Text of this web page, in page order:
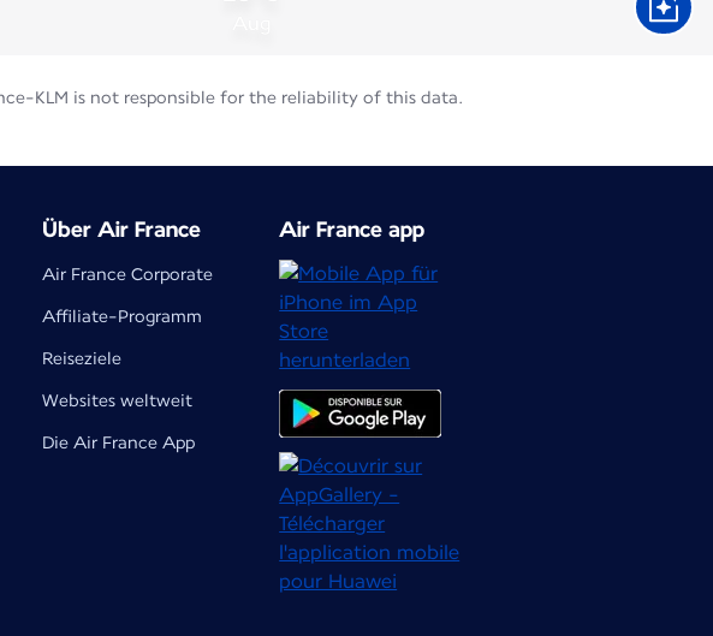
KLM is not responsible for the reliability of this data.
Über Air France
Air France Corporate
Affiliate-Programm
Reiseziele
Websites weltweit
Die Air France App
Air France app